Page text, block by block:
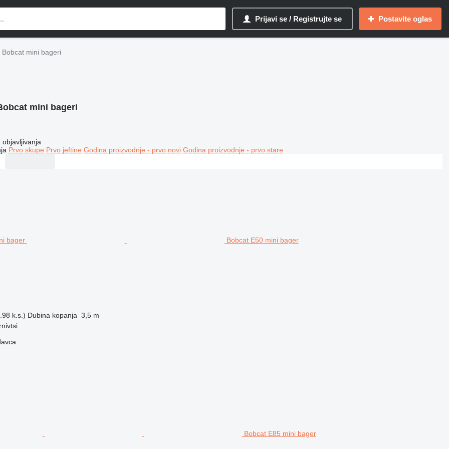
Prijavi se / Registrujte se Postavite oglas
Bobcat mini bageri
mini bageri
objavljivanja
Prvo skupe Prvo jeftine Godina proizvodnje - prvo novi Godina proizvodnje - prvo stare
Bobcat E50 mini bager
k.s.) Dubina kopanja 3,5 m
Bobcat E85 mini bager